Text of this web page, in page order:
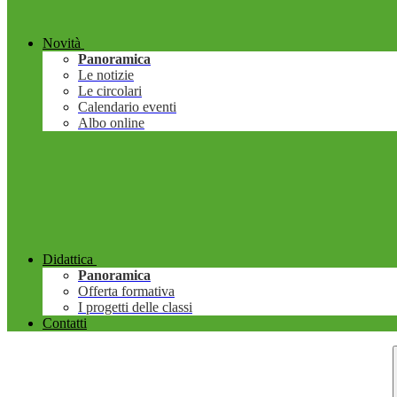
Novità
Panoramica
Le notizie
Le circolari
Calendario eventi
Albo online
Didattica
Panoramica
Offerta formativa
I progetti delle classi
Contatti